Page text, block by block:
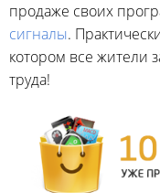
продаже своих
сигналы.
котором все жители
труда!